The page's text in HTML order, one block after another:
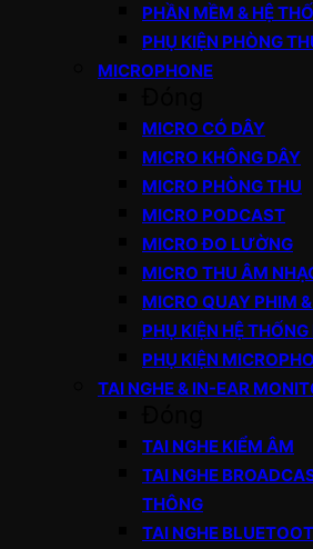
PHẦN MỀM & HỆ
PHỤ KIỆN PHÒNG
MICROPHONE
MICRO CÓ DÂY
MICRO KHÔNG DÂY
MICRO PHÒNG THU
MICRO PODCAST
MICRO ĐO LƯỜNG
MICRO THU ÂM
MICRO QUAY PHIM
PHỤ KIỆN HỆ
PHỤ KIỆN
TAI NGHE & IN-EAR
TAI NGHE KIỂM ÂM
TAI NGHE
THÔNG
TAI NGHE